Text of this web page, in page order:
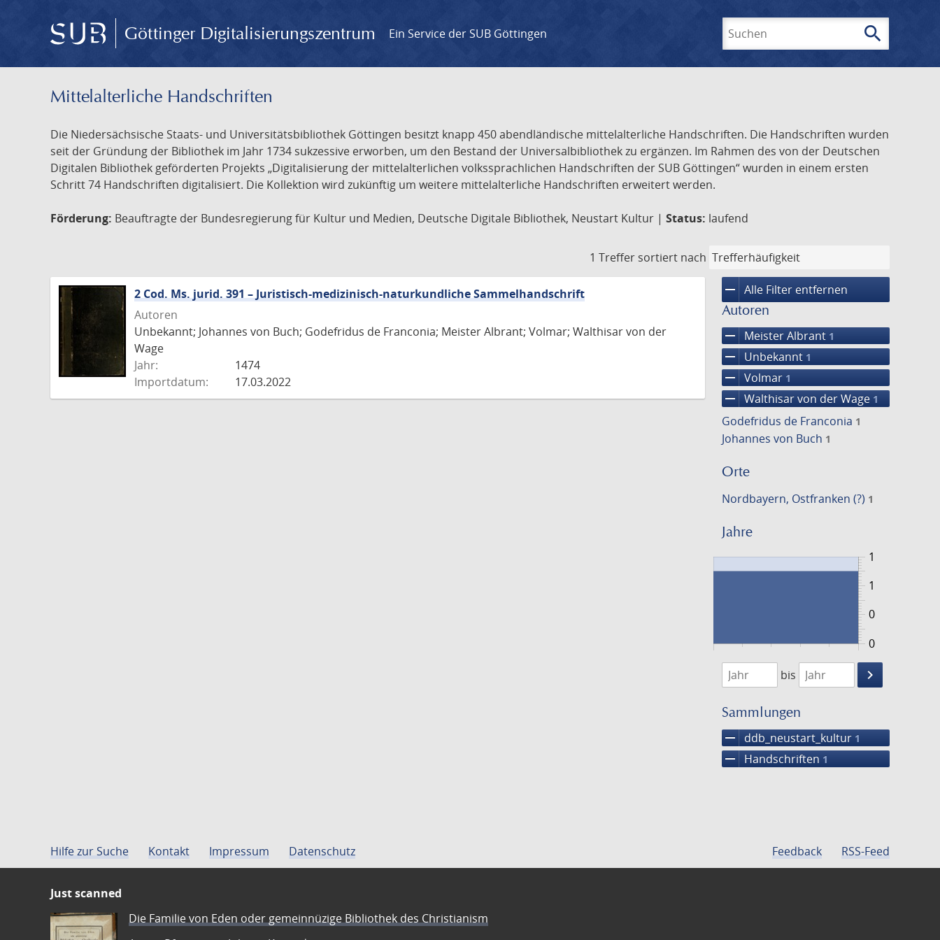
Göttinger Digitalisierungszentrum Ein Service der SUB Göttingen search
Mittelalterliche Handschriften
Die Niedersächsische Staats- und Universitätsbibliothek Göttingen besitzt knapp 450 abendländische mittelalterliche Handschriften. Die Handschriften wurden
seit der Gründung der Bibliothek im Jahr 1734 sukzessive erworben, um den Bestand der Universalbibliothek zu ergänzen. Im Rahmen des von der Deutschen
Digitalen Bibliothek geförderten Projekts „Digitalisierung der mittelalterlichen volkssprachlichen Handschriften der SUB Göttingen“ wurden in einem ersten
Schritt 74 Handschriften digitalisiert. Die Kollektion wird zukünftig um weitere mittelalterliche Handschriften erweitert werden.
Förderung: Beauftragte der Bundesregierung für Kultur und Medien, Deutsche Digitale Bibliothek, Neustart Kultur | Status: laufend
1 Treffer sortiert nach
remove Alle Filter entfernen
Autoren
remove Meister Albrant 1
remove Unbekannt 1
remove Volmar 1
remove Walthisar von der Wage 1
Godefridus de Franconia 1
Johannes von Buch 1
Orte
Nordbayern, Ostfranken (?) 1
Jahre
0
1
0
1
1474
1475
bis
keyboard_arrow_right
Suche
Sammlungen
remove ddb_neustart_kultur 1
remove Handschriften 1
2 Cod. Ms. jurid. 391 – Juristisch-medizinisch-naturkundliche Sammelhandschrift
Autoren
Unbekannt; Johannes von Buch; Godefridus de Franconia; Meister Albrant; Volmar; Walthisar von der
Wage
Jahr:
1474
Importdatum:
17.03.2022
Hilfe zur Suche Kontakt Impressum Datenschutz Feedback RSS-Feed
Just scanned
Die Familie von Eden oder gemeinnüzige Bibliothek des Christianism